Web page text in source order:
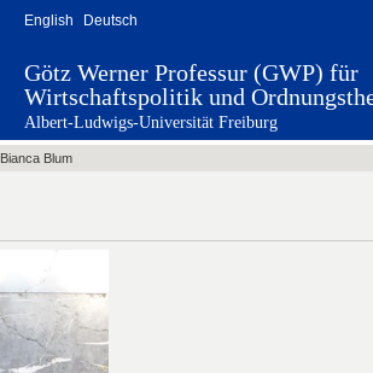
English Deutsch
Götz Werner Professur (GWP) für
Wirtschaftspolitik und
Albert-Ludwigs-Universität Freiburg
Bianca Blum